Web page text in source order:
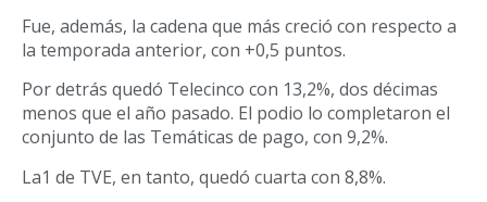
Fue, además, la cadena que más creció con respecto a
la temporada anterior, con +0,5 puntos.
Por detrás quedó Telecinco con 13,2%, dos décimas
menos que el año pasado. El podio lo completaron el
conjunto de las Temáticas de pago, con 9,2%.
La1 de TVE, en tanto, quedó cuarta con 8,8%.